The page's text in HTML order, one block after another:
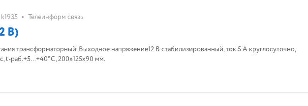
k1935 • Телеинформ связь
В)
трансформаторный. Выходное напряжение12 В стабилизированный, ток 5 А круглосуточно,
металлический корпус, t-раб.+5...+40°С, 200х125х90 мм.